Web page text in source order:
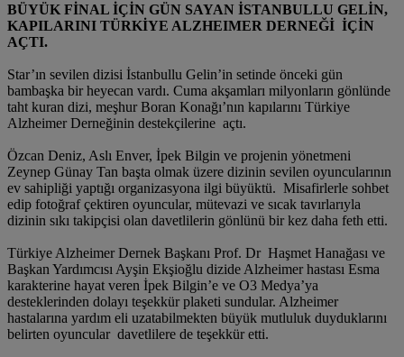
BÜYÜK FİNAL İÇİN GÜN SAYAN İSTANBULLU GELİN,
KAPILARINI TÜRKİYE ALZHEIMER DERNEĞİ İÇİN
AÇTI.
Star’ın sevilen dizisi İstanbullu Gelin’in setinde önceki gün
bambaşka bir heyecan vardı. Cuma akşamları milyonların gönlünde
taht kuran dizi, meşhur Boran Konağı’nın kapılarını Türkiye
Alzheimer Derneğinin destekçilerine açtı.
Özcan Deniz, Aslı Enver, İpek Bilgin ve projenin yönetmeni
Zeynep Günay Tan başta olmak üzere dizinin sevilen oyuncularının
ev sahipliği yaptığı organizasyona ilgi büyüktü. Misafirlerle sohbet
edip fotoğraf çektiren oyuncular, mütevazi ve sıcak tavırlarıyla
dizinin sıkı takipçisi olan davetlilerin gönlünü bir kez daha feth etti.
Türkiye Alzheimer Dernek Başkanı Prof. Dr Haşmet Hanağası ve
Başkan Yardımcısı Ayşin Ekşioğlu dizide Alzheimer hastası Esma
karakterine hayat veren İpek Bilgin’e ve O3 Medya’ya
desteklerinden dolayı teşekkür plaketi sundular. Alzheimer
hastalarına yardım eli uzatabilmekten büyük mutluluk duyduklarını
belirten oyuncular davetlilere de teşekkür etti.